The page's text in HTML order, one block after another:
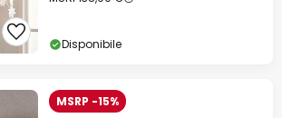
Disponibile
MSRP -15%